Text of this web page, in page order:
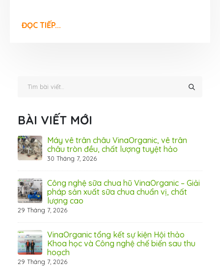
ĐỌC TIẾP...
BÀI VIẾT MỚI
Máy vê trân châu VinaOrganic, vê trân
châu tròn đều, chất lượng tuyệt hảo
30 Tháng 7, 2026
Công nghệ sữa chua hũ VinaOrganic – Giải
pháp sản xuất sữa chua chuẩn vị, chất
lượng cao
29 Tháng 7, 2026
VinaOrganic tổng kết sự kiện Hội thảo
Khoa học và Công nghệ chế biến sau thu
hoạch
29 Tháng 7, 2026